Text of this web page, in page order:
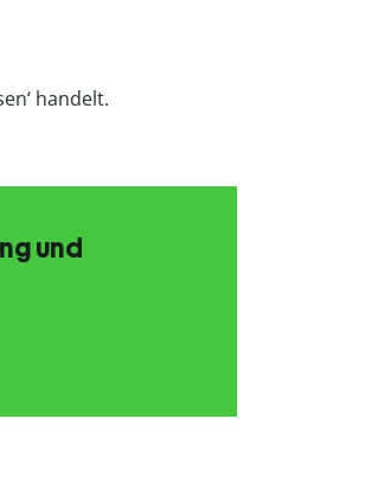
handelt.
und